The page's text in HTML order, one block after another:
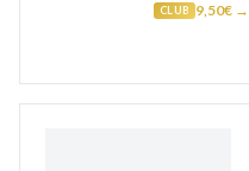
CLUB 9,50€ →